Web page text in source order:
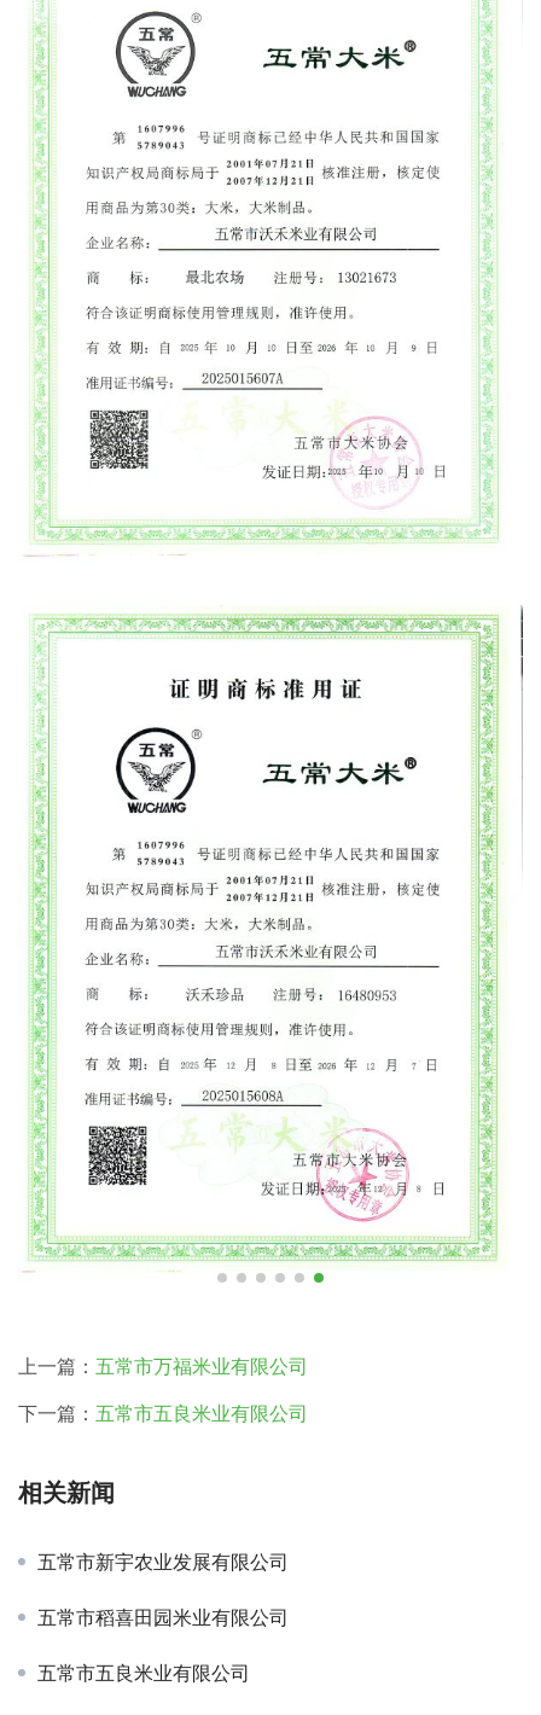
上一篇： 五常市万福米业有限公司
下一篇： 五常市五良米业有限公司
相关新闻
五常市新宇农业发展有限公司
五常市稻喜田园米业有限公司
五常市五良米业有限公司